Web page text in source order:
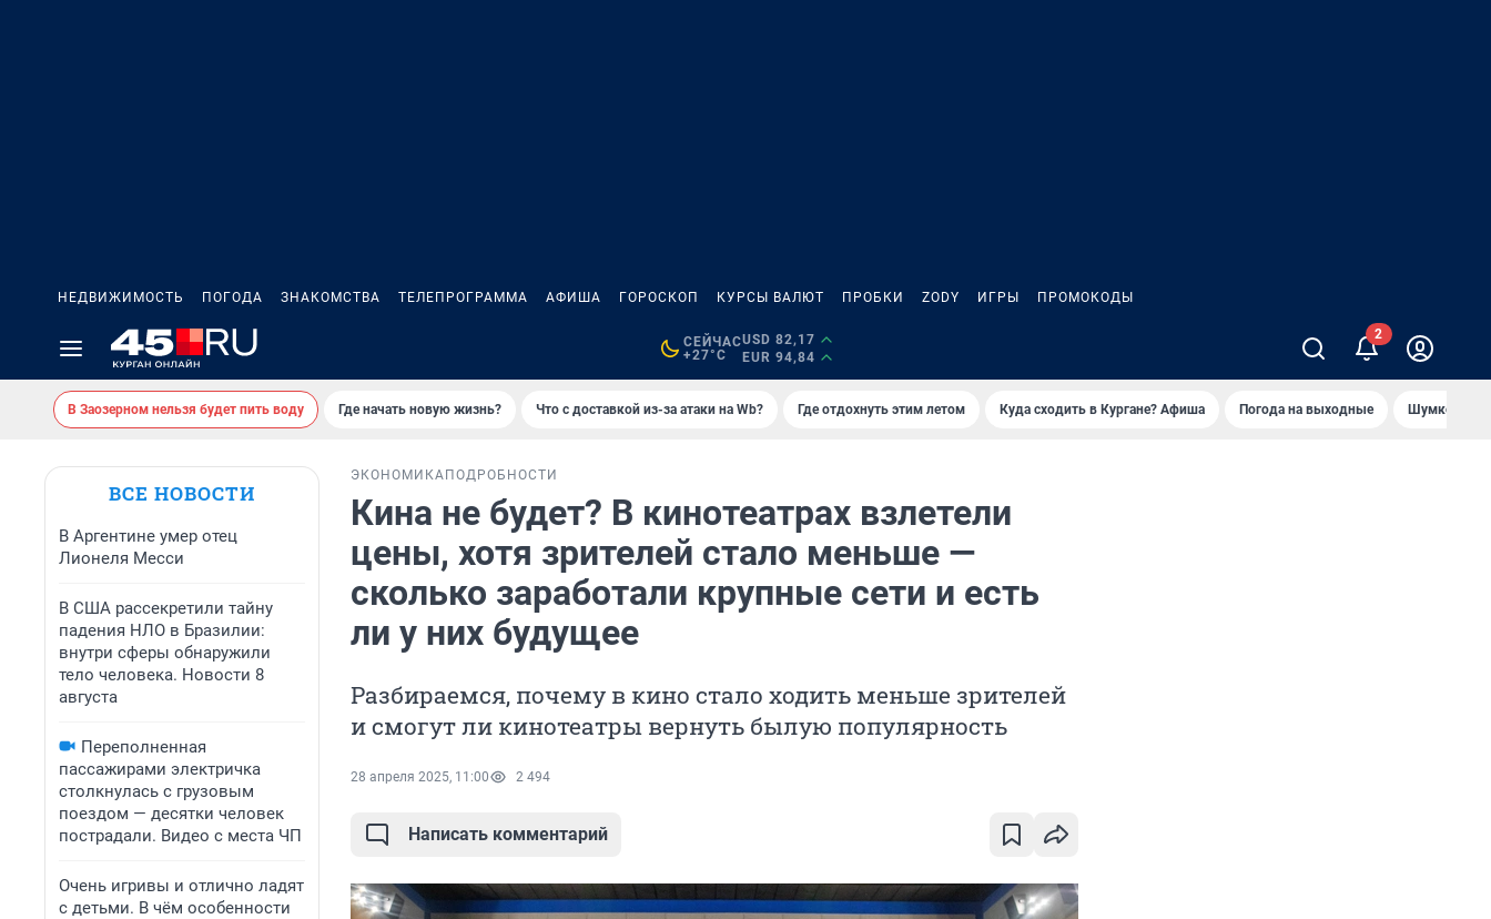
НЕДВИЖИМОСТЬ ПОГОДА ЗНАКОМСТВА ТЕЛЕПРОГРАММА АФИША ГОРОСКОП КУРСЫ ВАЛЮТ ПРОБКИ ZODY ИГРЫ ПРОМОКОДЫ
СЕЙЧАС
+27°C
USD 82,17
EUR 94,84
В Заозерном нельзя будет пить воду Где начать новую жизнь? Что с доставкой из-за атаки на Wb? Где отдохнуть этим летом Куда сходить в Кургане? Афиша Погода на выходные Шумков в
ВСЕ НОВОСТИ
В Аргентине умер отец
Лионеля Месси
В США рассекретили тайну
падения НЛО в Бразилии:
внутри сферы обнаружили
тело человека. Новости 8
августа
Переполненная
пассажирами электричка
столкнулась с грузовым
поездом — десятки человек
пострадали. Видео с места ЧП
Очень игривы и отлично ладят
с детьми. В чём особенности
ЭКОНОМИКА ПОДРОБНОСТИ
Кина не будет? В кинотеатрах взлетели
цены, хотя зрителей стало меньше —
сколько заработали крупные сети и есть
ли у них будущее
Разбираемся, почему в кино стало ходить меньше зрителей
и смогут ли кинотеатры вернуть былую популярность
28 апреля 2025, 11:00 2 494
Написать комментарий